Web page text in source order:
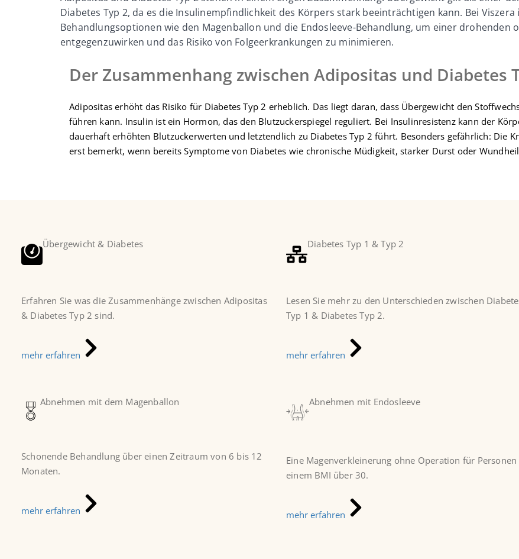
Diabetes Typ 2, da es die Insulinempfindlichkeit des Körpers stark beeinträchtigen kann. Bei
Behandlungsoptionen wie den Magenballon und die Endosleeve-Behandlung, um einer drohenden
entgegenzuwirken und das Risiko von Folgeerkrankungen zu minimieren.
Der Zusammenhang zwischen Adipositas und Diabetes
Adipositas erhöht das Risiko für Diabetes Typ 2 erheblich. Das liegt daran, dass Übergewicht den
führen kann. Insulin ist ein Hormon, das den Blutzuckerspiegel reguliert. Bei Insulinresistenz kann der
dauerhaft erhöhten Blutzuckerwerten und letztendlich zu Diabetes Typ 2 führt. Besonders gefährlich: Die
erst bemerkt, wenn bereits Symptome von Diabetes wie chronische Müdigkeit, starker Durst oder
Übergewicht & Diabetes
Erfahren Sie was die Zusammenhänge zwischen Adipositas
& Diabetes Typ 2 sind.
mehr erfahren
Diabetes Typ 1 & Typ 2
Lesen Sie mehr zu den Unterschieden zwischen
Typ 1 & Diabetes Typ 2.
mehr erfahren
Abnehmen mit dem Magenballon
Schonende Behandlung über einen Zeitraum von 6 bis 12
Monaten.
mehr erfahren
Abnehmen mit Endosleeve
Eine Magenverkleinerung ohne Operation für
einem BMI über 30.
mehr erfahren